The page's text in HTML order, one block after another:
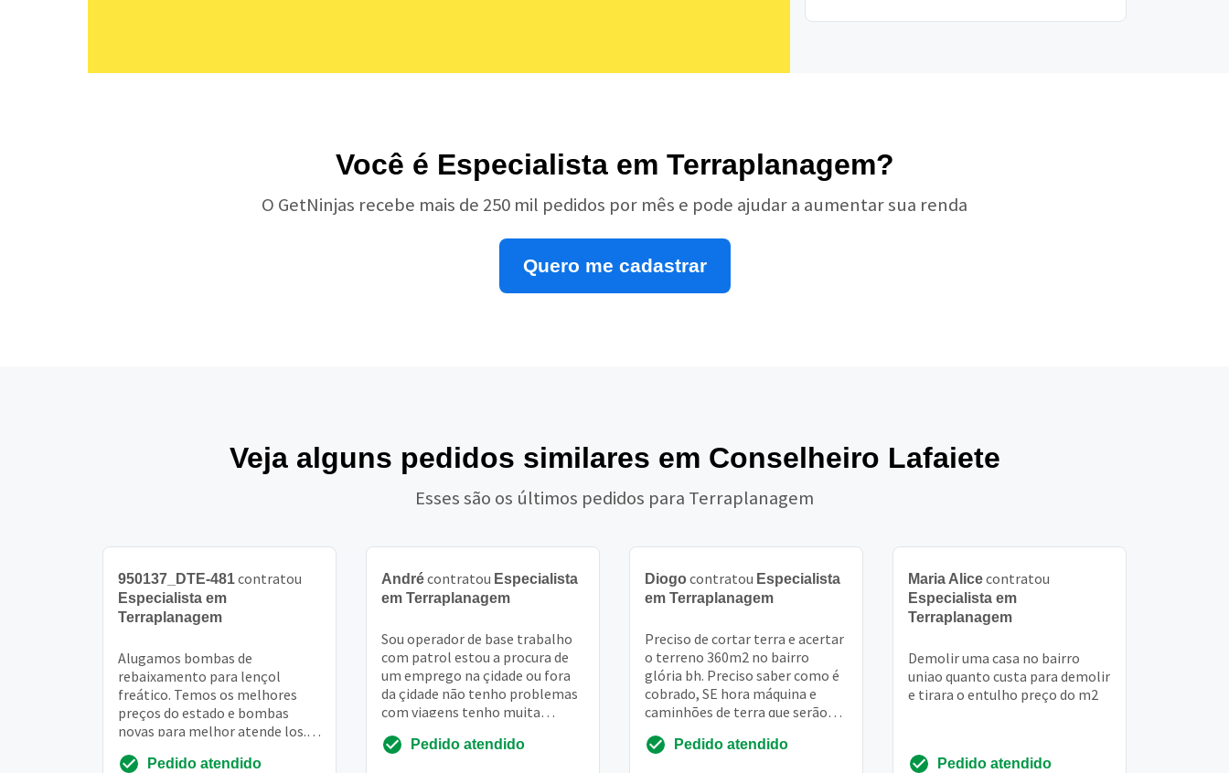
Você é Especialista em Terraplanagem?
O GetNinjas recebe mais de 250 mil pedidos por mês e pode ajudar a aumentar sua renda
Quero me cadastrar
Veja alguns pedidos similares em Conselheiro Lafaiete
Esses são os últimos pedidos para Terraplanagem
950137_DTE-481contratou
Especialista em
Terraplanagem
Alugamos bombas de
rebaixamento para lençol
freático. Temos os melhores
preços do estado e bombas
novas para melhor atende los.
Pedido atendido
Andrécontratou Especialista
em Terraplanagem
Sou operador de base trabalho
com patrol estou a procura de
um emprego na çidade ou fora
da çidade não tenho problemas
com viagens tenho muita
muitas empressa ...
Pedido atendido
Diogo contratou Especialista
em Terraplanagem
Preciso de cortar terra e acertar
o terreno 360m2 no bairro
glória bh. Preciso saber como é
cobrado, SE hora máquina e
caminhões de terra que serão
Pedido atendido
Maria Alicecontratou
Especialista em
Terraplanagem
Demolir uma casa no bairro
uniao quanto custa para demolir
e tirara o entulho preço do m2
Pedido atendido